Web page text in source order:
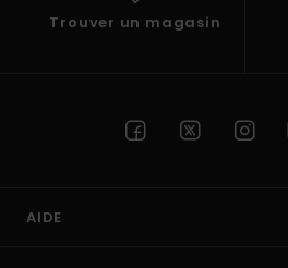
Trouver un magasin
AIDE